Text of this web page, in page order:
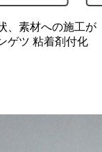
、素材への施工が
ゲツ 粘着剤付化